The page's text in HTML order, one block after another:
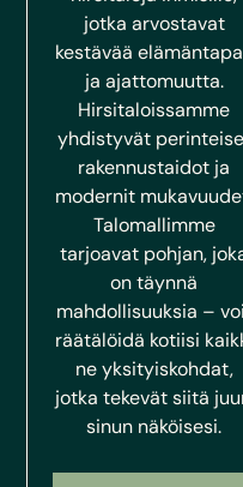
jotka arvostavat
kestävää
ja ajattomuutta.
Hirsitaloissamme
yhdistyvät
rakennustaidot ja
modernit
Talomallimme
tarjoavat pohjan,
on täynnä
mahdollisuuksia –
räätälöidä kotiisi
ne yksityiskohdat,
jotka tekevät siitä
sinun näköisesi.